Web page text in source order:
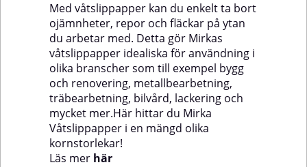
Med våtslippapper kan du enkelt ta bort
ojämnheter, repor och fläckar på ytan
du arbetar med. Detta gör Mirkas
våtslippapper idealiska för användning i
olika branscher som till exempel bygg
och renovering, metallbearbetning,
träbearbetning, bilvård, lackering och
mycket mer.Här hittar du Mirka
Våtslippapper i en mängd olika
kornstorlekar!
Läs mer här